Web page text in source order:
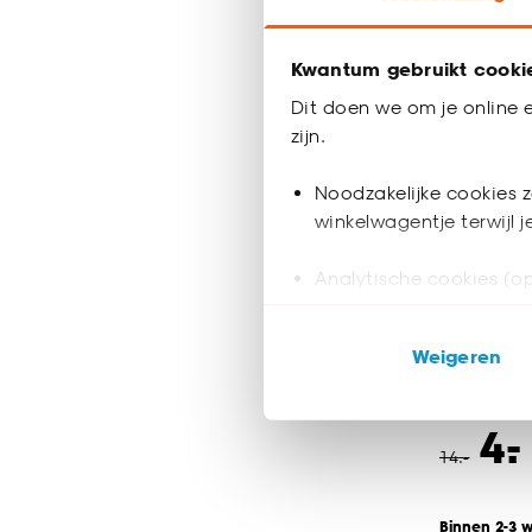
Kwantum gebruikt
Dit doen we om je online
zijn.
Noodzakelijke cookies
winkelwagentje terwijl
Analytische cookies
ook buiten de
Klik op ‘Ja, alles
noodzakelijke cookies te
Weigeren
14.- 4.
-
Binnen 2-3